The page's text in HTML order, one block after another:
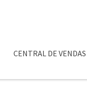
CENTRAL DE VENDAS